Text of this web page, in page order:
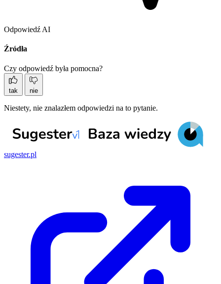
Odpowiedź AI
Źródła
Czy odpowiedź była pomocna?
tak nie
Niestety, nie znalazłem odpowiedzi na to pytanie.
sugester.pl